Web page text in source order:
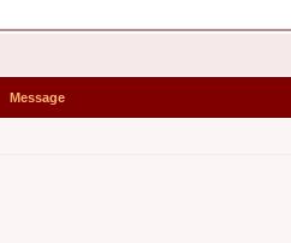
Message